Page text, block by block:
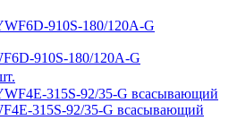
910S-180/120A-G
315S-92/35-G всасывающий